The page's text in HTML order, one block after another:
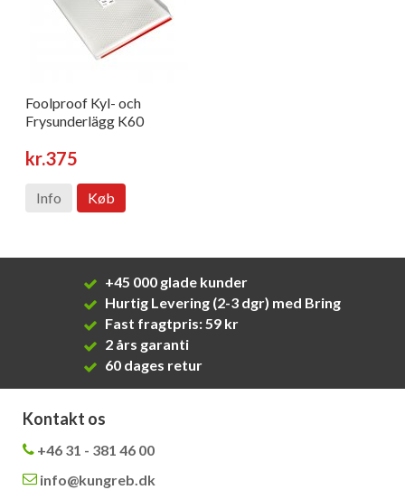
Foolproof Kyl- och
Frysunderlägg K60
kr.375
Info Køb
+45 000 glade kunder
Hurtig Levering (2-3 dgr) med Bring
Fast fragtpris: 59 kr
2 års garanti
60 dages retur
Kontakt os
+46 31 - 381 46 00
info@kungreb.dk